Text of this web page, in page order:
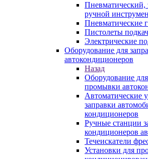
Пневматический,
ручной
Пневматические
Пистолеты
Электрические
Оборудование для
автокондиционеров
Назад
Оборудование
промывки
Автоматические
заправки
кондиционеров
Ручные станции
кондиционеров
Течеискатели
Установки для